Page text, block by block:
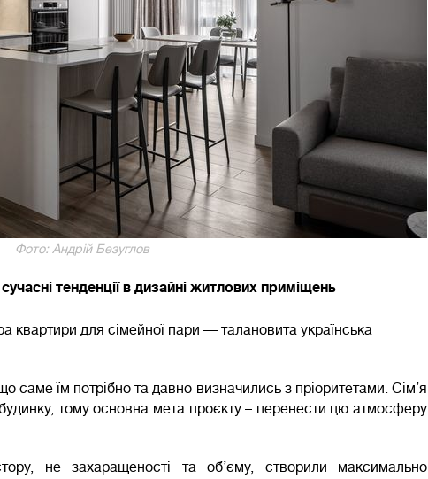
Фото: Андрій Безуглов
тенденції в дизайні житлових приміщень
квартири для сімейної пари — талановита українська
саме їм потрібно та давно визначились з пріоритетами. Сім’я
тому основна мета проєкту – перенести цю атмосферу
не захаращеності та об’єму, створили максимально